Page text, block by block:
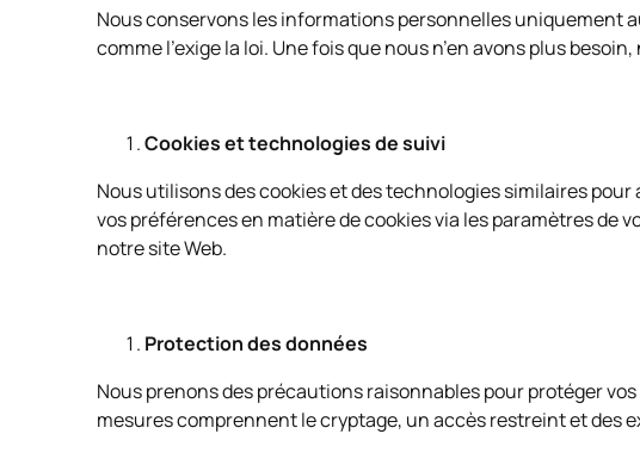
Nous conservons les informations personnelles uniquement
comme l’exige la loi. Une fois que nous n’en avons plus
Cookies et technologies de suivi
Nous utilisons des cookies et des technologies similaires
vos préférences en matière de cookies via les paramètres de
notre site Web.
Protection des données
Nous prenons des précautions raisonnables pour protéger
mesures comprennent le cryptage, un accès restreint et des